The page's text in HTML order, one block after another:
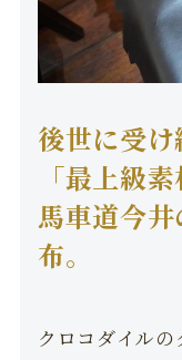
後世に受
「最上級
馬車道今
布。
クロコダイル